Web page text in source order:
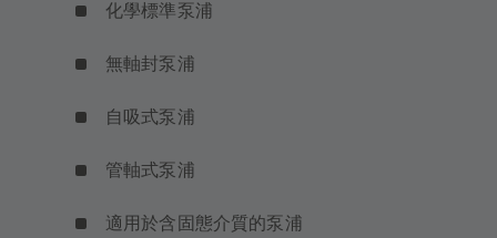
化學標準泵浦
無軸封泵浦
自吸式泵浦
管軸式泵浦
適用於含固態介質的泵浦